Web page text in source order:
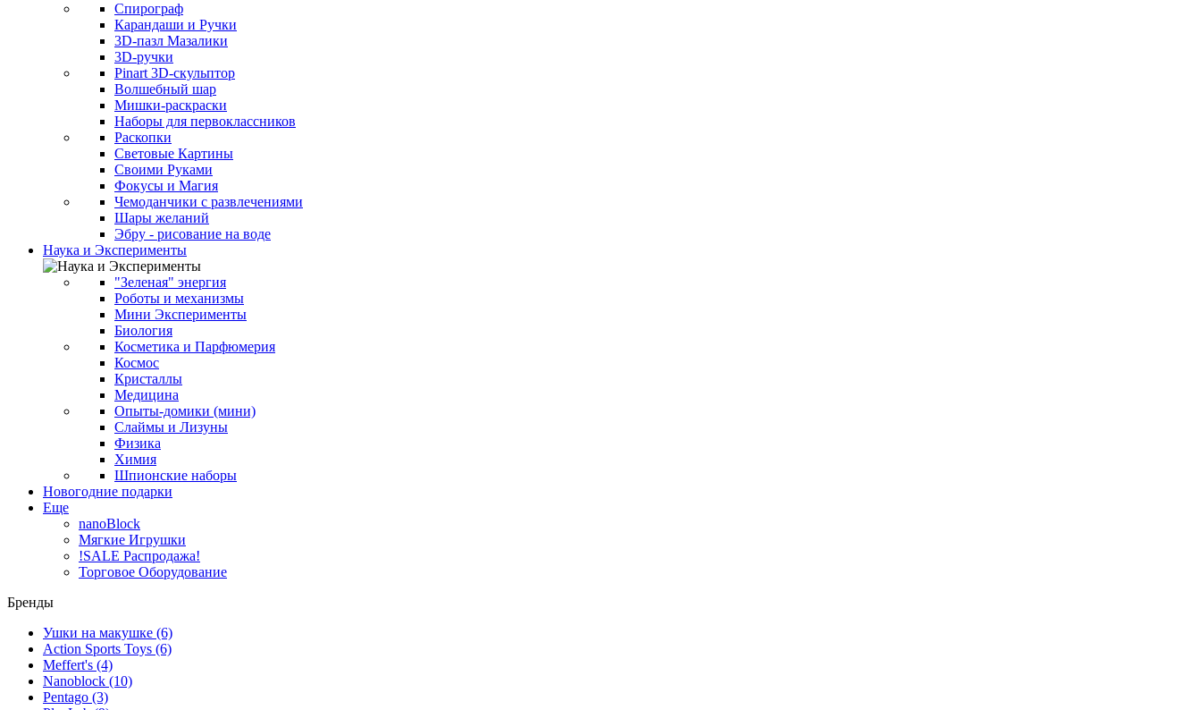
Спирограф
Карандаши и Ручки
3D-пазл Мазалики
3D-ручки
Pinart 3D-скульптор
Волшебный шар
Мишки-раскраски
Наборы для первоклассников
Раскопки
Световые Картины
Своими Руками
Фокусы и Магия
Чемоданчики с развлечениями
Шары желаний
Эбру - рисование на воде
Наука и Эксперименты
"Зеленая" энергия
Роботы и механизмы
Мини Эксперименты
Биология
Косметика и Парфюмерия
Космос
Кристаллы
Медицина
Опыты-домики (мини)
Слаймы и Лизуны
Физика
Химия
Шпионские наборы
Новогодние подарки
Еще
nanoBlock
Мягкие Игрушки
!SALE Распродажа!
Торговое Оборудование
Бренды
Ушки на макушке (6)
Action Sports Toys (6)
Meffert's (4)
Nanoblock (10)
Pentago (3)